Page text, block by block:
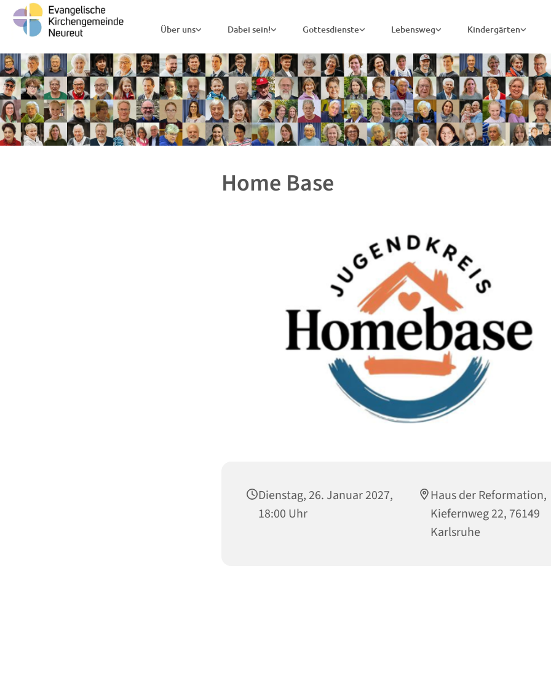
Über uns Dabei sein! Gottesdienste Lebensweg Kindergärten
Home Base
Dienstag, 26. Januar 2027,
18:00 Uhr
Haus der Reformation,
Kiefernweg 22, 76149
Karlsruhe